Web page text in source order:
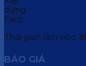
Thời gian làm việc:
BÁO GIÁ